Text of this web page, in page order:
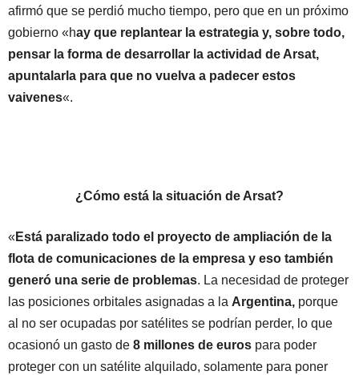
afirmó que se perdió mucho tiempo, pero que en un próximo
gobierno «hay que replantear la estrategia y, sobre todo,
pensar la forma de desarrollar la actividad de Arsat,
apuntalarla para que no vuelva a padecer estos
vaivenes«.
¿Cómo está la situación de Arsat?
« Está paralizado todo el proyecto de ampliación de la
flota de comunicaciones de la empresa y eso también
generó una serie de problemas. La necesidad de proteger
las posiciones orbitales asignadas a la Argentina, porque
al no ser ocupadas por satélites se podrían perder, lo que
ocasionó un gasto de 8 millones de euros para poder
proteger con un satélite alquilado, solamente para poner